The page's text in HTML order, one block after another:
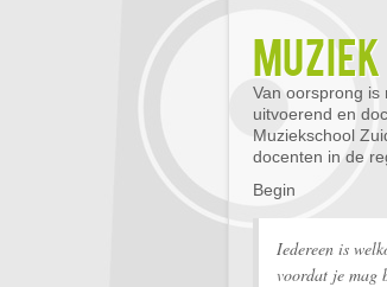
muziek
Van oorsprong is
uitvoerend en
Muziekschool
docenten in de
Begin
Iedereen is
voordat je mag